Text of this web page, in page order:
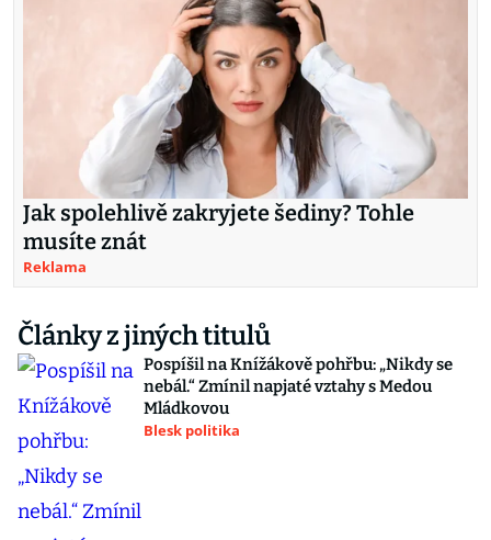
Jak spolehlivě zakryjete šediny? Tohle
musíte znát
Reklama
Články z jiných titulů
Pospíšil na Knížákově pohřbu: „Nikdy se
nebál.“ Zmínil napjaté vztahy s Medou
Mládkovou
Blesk politika